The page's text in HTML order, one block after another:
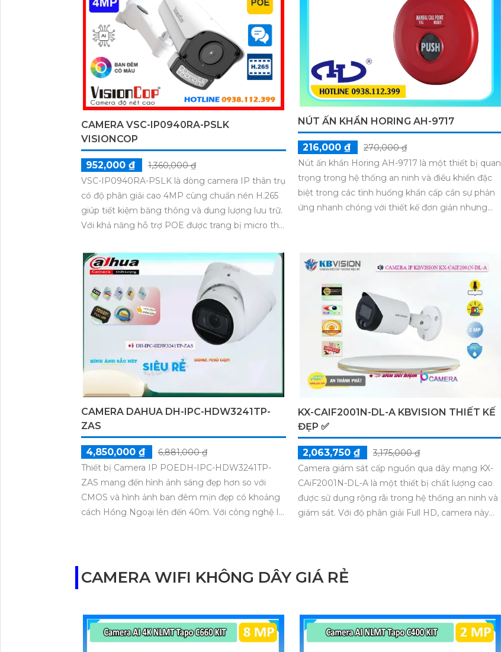
CAMERA VSC-IP0940RA-PSLK
VISIONCOP
952,000 ₫
1,360,000 ₫
VSC-IP0940RA-PSLK là dòng camera IP thân trụ
có độ phân giải cao 4MP cùng chuẩn nén H.265
giúp tiết kiệm băng thông và dung lượng lưu trữ.
Với khả năng hỗ trợ POE được trang bị micro thu
sáng vàng giúp ghi hình ban đêm có màu sắc rõ
nét không bị mờ hay nhiễu. Camera còn tích hợp
công nghệ AI thông minh giúp phát hiện chuyển
động chính xác.
NÚT ẤN KHẨN HORING AH-9717
216,000 ₫
270,000 ₫
Nút ấn khẩn Horing AH-9717 là một thiết bị quan
trọng trong hệ thống an ninh và điều khiển đặc
biệt trong các tình huống khẩn cấp cần sự phản
ứng nhanh chóng với thiết kế đơn giản nhưng
CAMERA DAHUA DH-IPC-HDW3241TP-
ZAS
4,850,000 ₫
6,881,000 ₫
Thiết bị Camera IP POEDH-IPC-HDW3241TP-
ZAS mang đến hình ảnh sáng đẹp hơn so với
CMOS và hình ảnh ban đêm mịn đẹp có khoảng
cách Hồng Ngoại lên đến 40m. Với công nghệ IP
nhìn đêm chất lượng Starlight cùng với các định
dạng video H.265+/H.265/H.264+/H.264.
KX-CAIF2001N-DL-A KBVISION THIẾT KẾ
ĐẸP ✅
2,063,750 ₫
3,175,000 ₫
Camera giám sát cấp nguồn qua dây mạng KX-
CAiF2001N-DL-A là một thiết bị chất lượng cao
được sử dụng rộng rãi trong hệ thống an ninh và
giám sát. Với độ phân giải Full HD, camera này
nhất, giúp tiết kiệm thời gian và công sức khi cài
ánh sáng khó khăn. Thiết kế chắc chắn, chống
được va đập và thời tiết xấu. Camera giám sát cấp
nguồn qua dây mạngKX-CAiF2001N-DL-A là sự
CAMERA WIFI KHÔNG DÂY GIÁ RẺ